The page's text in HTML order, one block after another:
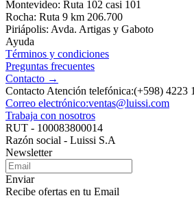
Montevideo: Ruta 102 casi 101
Rocha: Ruta 9 km 206.700
Piriápolis: Avda. Artigas y Gaboto
Ayuda
Términos y condiciones
Preguntas frecuentes
Contacto →
Contacto Atención telefónica:(+598) 4223
Correo electrónico:ventas@luissi.com
Trabaja con nosotros
RUT - 100083800014
Razón social - Luissi S.A
Newsletter
Enviar
Recibe ofertas en tu Email